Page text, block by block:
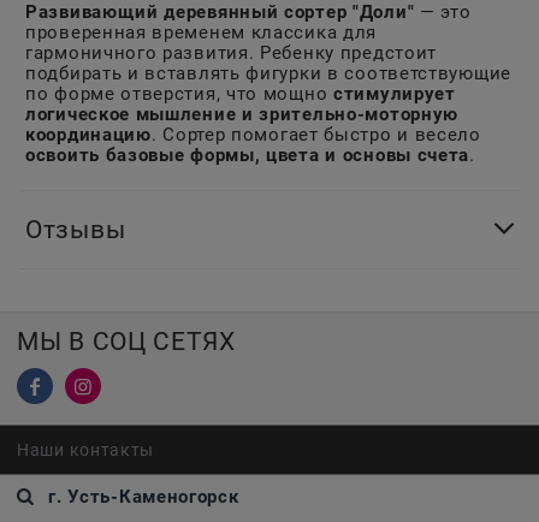
Развивающий деревянный сортер "Доли" — это
проверенная временем классика для
гармоничного развития. Ребенку предстоит
подбирать и вставлять фигурки в соответствующие
по форме отверстия, что мощно стимулирует
логическое мышление и зрительно-моторную
координацию. Сортер помогает быстро и весело
освоить базовые формы, цвета и основы счета.
Отзывы
МЫ В СОЦ СЕТЯХ
Наши контакты
г. Усть-Каменогорск